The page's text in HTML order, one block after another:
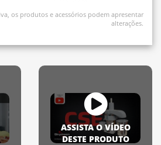
os produtos e acessórios podem apresentar
alterações.
ASSISTA O VÍDEO
DESTE PRODUTO